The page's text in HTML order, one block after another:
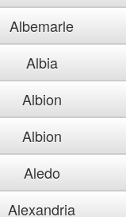
Albemarle
Albia
Albion
Albion
Aledo
Alexandria